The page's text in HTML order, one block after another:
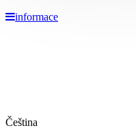
informace
Čeština